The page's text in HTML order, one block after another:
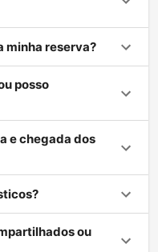
minha reserva?
posso
e chegada dos
ou